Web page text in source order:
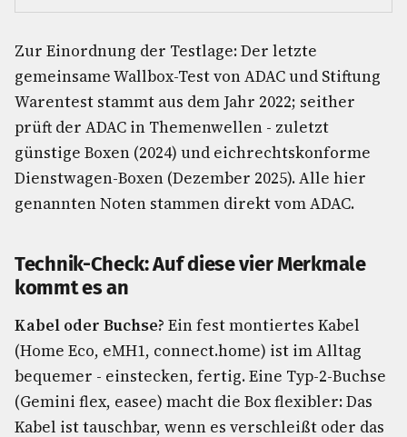
Zur Einordnung der Testlage: Der letzte
gemeinsame Wallbox-Test von ADAC und Stiftung
Warentest stammt aus dem Jahr 2022; seither
prüft der ADAC in Themenwellen - zuletzt
günstige Boxen (2024) und eichrechtskonforme
Dienstwagen-Boxen (Dezember 2025). Alle hier
genannten Noten stammen direkt vom ADAC.
Technik-Check: Auf diese vier Merkmale
kommt es an
Kabel oder Buchse? Ein fest montiertes Kabel
(Home Eco, eMH1, connect.home) ist im Alltag
bequemer - einstecken, fertig. Eine Typ-2-Buchse
(Gemini flex, easee) macht die Box flexibler: Das
Kabel ist tauschbar, wenn es verschleißt oder das